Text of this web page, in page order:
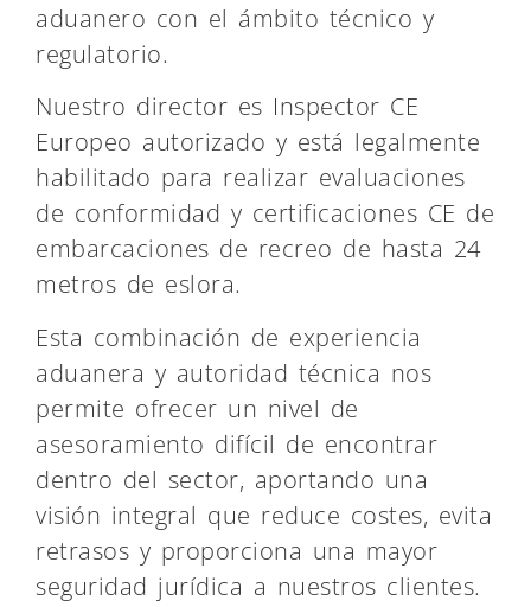
aduanero con el ámbito técnico y
regulatorio.
Nuestro director es Inspector CE
Europeo autorizado y está legalmente
habilitado para realizar evaluaciones
de conformidad y certificaciones CE de
embarcaciones de recreo de hasta 24
metros de eslora.
Esta combinación de experiencia
aduanera y autoridad técnica nos
permite ofrecer un nivel de
asesoramiento difícil de encontrar
dentro del sector, aportando una
visión integral que reduce costes, evita
retrasos y proporciona una mayor
seguridad jurídica a nuestros clientes.